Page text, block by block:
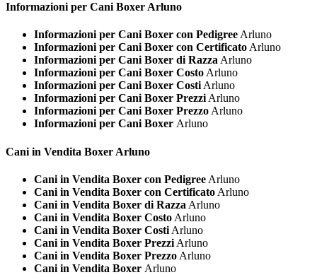
Informazioni per Cani Boxer Arluno
Informazioni per Cani Boxer con PedigreeArluno
Informazioni per Cani Boxer con CertificatoArluno
Informazioni per Cani Boxer di RazzaArluno
Informazioni per Cani Boxer CostoArluno
Informazioni per Cani Boxer CostiArluno
Informazioni per Cani Boxer PrezziArluno
Informazioni per Cani Boxer PrezzoArluno
Informazioni per Cani Boxer Arluno
Cani in Vendita Boxer Arluno
Cani in Vendita Boxer con Pedigree Arluno
Cani in Vendita Boxer con Certificato Arluno
Cani in Vendita Boxer di Razza Arluno
Cani in Vendita Boxer Costo Arluno
Cani in Vendita Boxer Costi Arluno
Cani in Vendita Boxer Prezzi Arluno
Cani in Vendita Boxer Prezzo Arluno
Cani in Vendita Boxer Arluno